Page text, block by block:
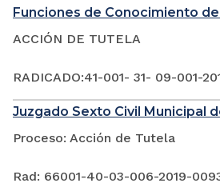
Funciones de Conocimiento de
ACCIÓN DE TUTELA
RADICADO:41-001- 31- 09-001-
Juzgado Sexto Civil Municipal
Proceso: Acción de Tutela
Rad: 66001-40-03-006-2019-